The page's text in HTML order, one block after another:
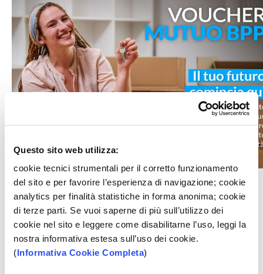
Questo sito web utilizza:
cookie tecnici strumentali per il corretto funzionamento
del sito e per favorire l’esperienza di navigazione; cookie
analytics per finalità statistiche in forma anonima; cookie
di terze parti. Se vuoi saperne di più sull’utilizzo dei
cookie nel sito e leggere come disabilitarne l’uso, leggi la
nostra informativa estesa sull’uso dei cookie.
(Informativa Cookie Completa)
Con il Voucher Mutuo Bpp, dal momento della delibera, il
cliente ha 60 giorni per scegliere la casa dei propri
desideri ed avviare le pratiche per l'acquisto.
VOUCHER MUTUO BPP rappresenta una vera rivoluzione
nel modo di affrontare il processo di finanziamento